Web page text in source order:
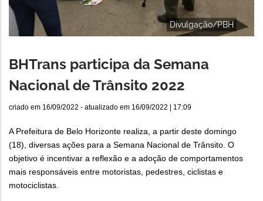
Divulgação/PBH
BHTrans participa da Semana
Nacional de Trânsito 2022
criado em 16/09/2022 - atualizado em 16/09/2022 | 17:09
A Prefeitura de Belo Horizonte realiza, a partir deste domingo
(18), diversas ações para a Semana Nacional de Trânsito. O
objetivo é incentivar a reflexão e a adoção de comportamentos
mais responsáveis entre motoristas, pedestres, ciclistas e
motociclistas.